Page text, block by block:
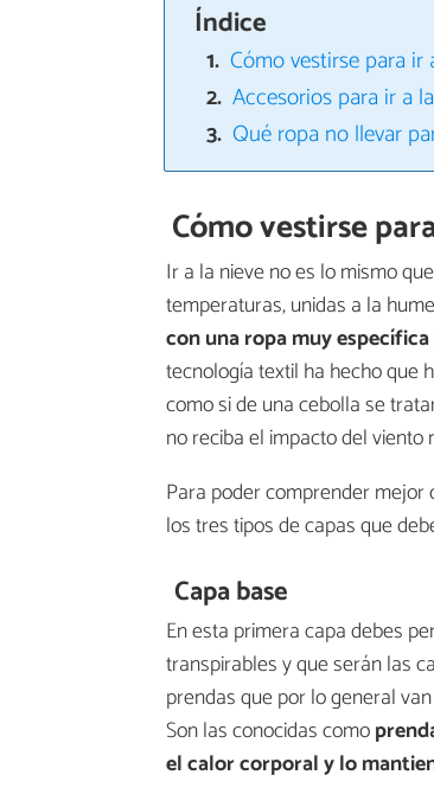
Índice
Cómo vestirse para ir
Accesorios para ir a
Qué ropa no llevar
Cómo vestirse
Ir a la nieve no es lo mismo
temperaturas, unidas a la
con una ropa muy
tecnología textil ha hecho que
como si de una cebolla se
no reciba el impacto del viento
Para poder comprender
los tres tipos de capas que
Capa base
En esta primera capa debes
transpirables y que serán las
prendas que por lo general
Son las conocidas como
el calor corporal y lo